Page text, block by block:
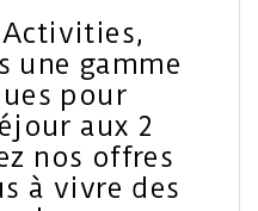
une gamme
pour
aux 2
nos offres
à vivre des